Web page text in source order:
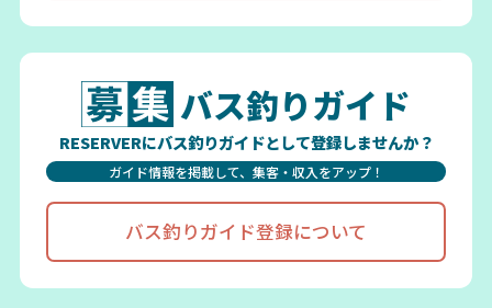
バス釣りガイド
RESERVERにバス釣りガイドとして登録しませんか？
ガイド情報を掲載して、集客・収入をアップ！
バス釣りガイド登録について